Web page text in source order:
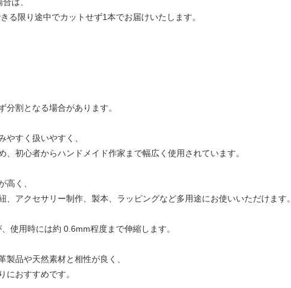
は、
る限り途中でカットせず1本でお届けいたします。
割となる場合があります。
やすく扱いやすく、
、初心者からハンドメイド作家まで幅広く使用されています。
高く、
、アクセサリー制作、製本、ラッピングなど多用途にお使いいただけます。
使用時には約 0.6mm程度まで伸縮します。
製品や天然素材と相性が良く、
におすすめです。